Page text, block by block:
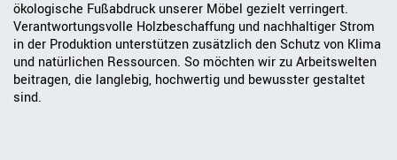
ökologische Fußabdruck unserer Möbel gezielt verringert.
Verantwortungsvolle Holzbeschaffung und nachhaltiger Strom
in der Produktion unterstützen zusätzlich den Schutz von Klima
und natürlichen Ressourcen. So möchten wir zu Arbeitswelten
beitragen, die langlebig, hochwertig und bewusster gestaltet
sind.